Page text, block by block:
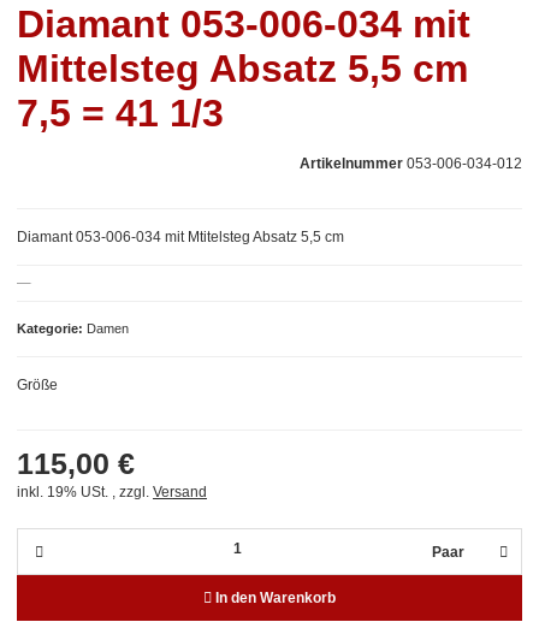
Diamant 053-006-034 mit
Mittelsteg Absatz 5,5 cm
7,5 = 41 1/3
Artikelnummer 053-006-034-012
Kategorie Damen
Diamant 053-006-034 mit Mtitelsteg Absatz 5,5 cm
Größe
115,00 €
inkl. 19% USt. , zzgl. Versand
Paar
In den Warenkorb